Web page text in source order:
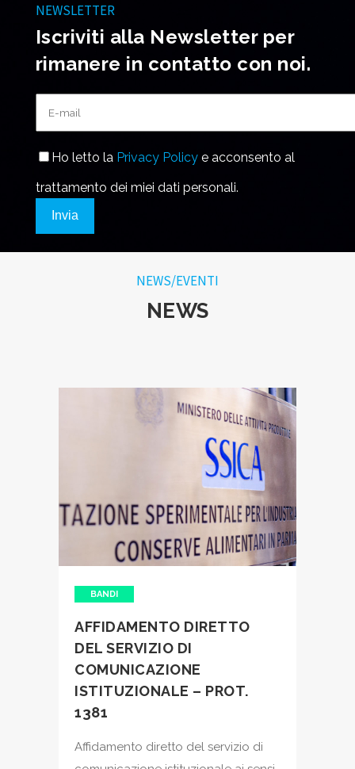
NEWSLETTER
Iscriviti alla Newsletter per
rimanere in contatto con noi.
Ho letto la Privacy Policye acconsento al
trattamento dei miei dati personali.
Invia
NEWS/EVENTI
NEWS
BANDI
AFFIDAMENTO DIRETTO
DEL SERVIZIO DI
COMUNICAZIONE
ISTITUZIONALE – PROT.
1381
Affidamento diretto del servizio di